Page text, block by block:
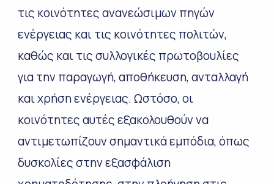
τις κοινότητες ανανεώσιμων πηγών
ενέργειας και τις κοινότητες πολιτών,
καθώς και τις συλλογικές πρωτοβουλίες
για την παραγωγή, αποθήκευση, ανταλλαγή
και χρήση ενέργειας. Ωστόσο, οι
κοινότητες αυτές εξακολουθούν να
αντιμετωπίζουν σημαντικά εμπόδια, όπως
δυσκολίες στην εξασφάλιση